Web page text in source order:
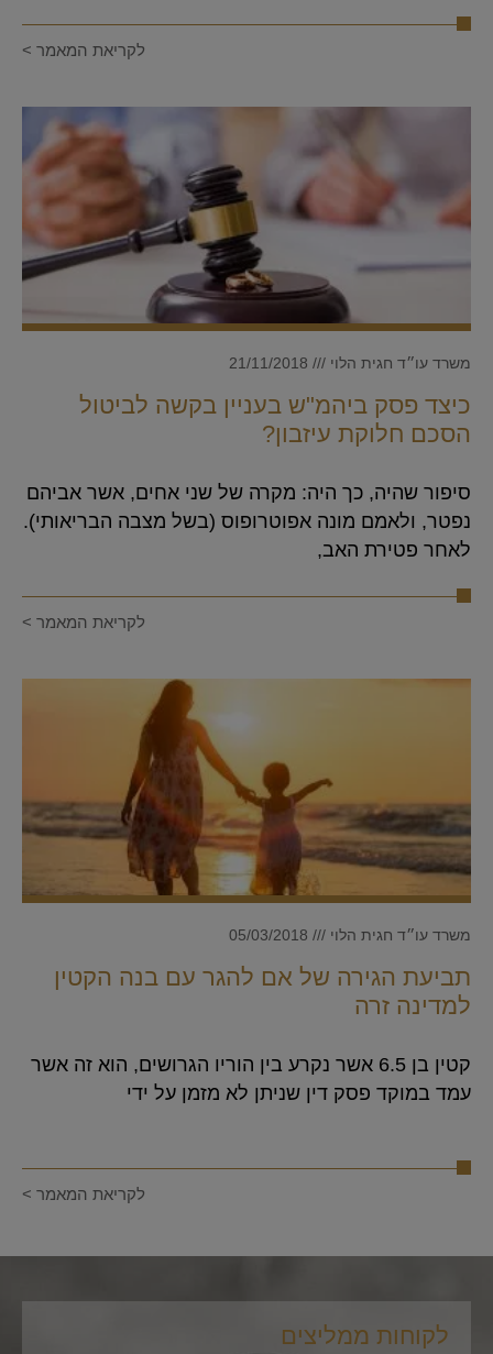
לקריאת המאמר >
כיצד פסק ביהמ"ש בעניין בקשה לביטול
הסכם חלוקת עיזבון?
משרד עו״ד חגית הלוי
סיפור שהיה, כך היה: מקרה של שני אחים, אשר אביהם
נפטר, ולאמם מונה אפוטרופוס (בשל מצבה הבריאותי).
לאחר פטירת האב,
לקריאת המאמר >
תביעת הגירה של אם להגר עם בנה הקטין
למדינה זרה
משרד עו״ד חגית הלוי
קטין בן 6.5 אשר נקרע בין הוריו הגרושים, הוא זה אשר
עמד במוקד פסק דין שניתן לא מזמן על ידי
לקריאת המאמר >
לקוחות ממליצים